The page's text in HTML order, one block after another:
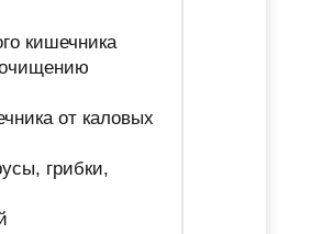
кишечника
очищению
от каловых
грибки,